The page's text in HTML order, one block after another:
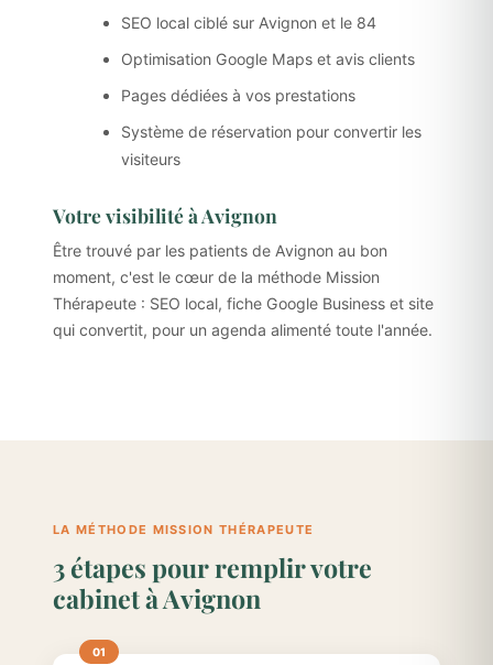
SEO local ciblé sur Avignon et le 84
Optimisation Google Maps et avis clients
Pages dédiées à vos prestations
Système de réservation pour convertir les
visiteurs
Votre visibilité à Avignon
Être trouvé par les patients de Avignon au bon
moment, c'est le cœur de la méthode Mission
Thérapeute : SEO local, fiche Google Business et site
qui convertit, pour un agenda alimenté toute l'année.
LA MÉTHODE MISSION THÉRAPEUTE
3 étapes pour remplir votre
cabinet à Avignon